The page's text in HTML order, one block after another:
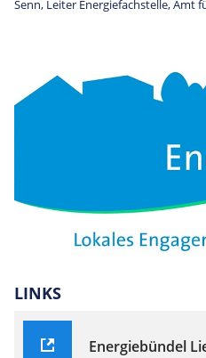
Senn, Leiter Energiefachstelle, Amt
LINKS
Energiebündel